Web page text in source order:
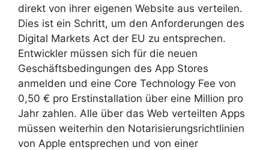
direkt von ihrer eigenen Website aus verteilen.
Dies ist ein Schritt, um den Anforderungen des
Digital Markets Act der EU zu entsprechen.
Entwickler müssen sich für die neuen
Geschäftsbedingungen des App Stores
anmelden und eine Core Technology Fee von
0,50 € pro Erstinstallation über eine Million pro
Jahr zahlen. Alle über das Web verteilten Apps
müssen weiterhin den Notarisierungsrichtlinien
von Apple entsprechen und von einer